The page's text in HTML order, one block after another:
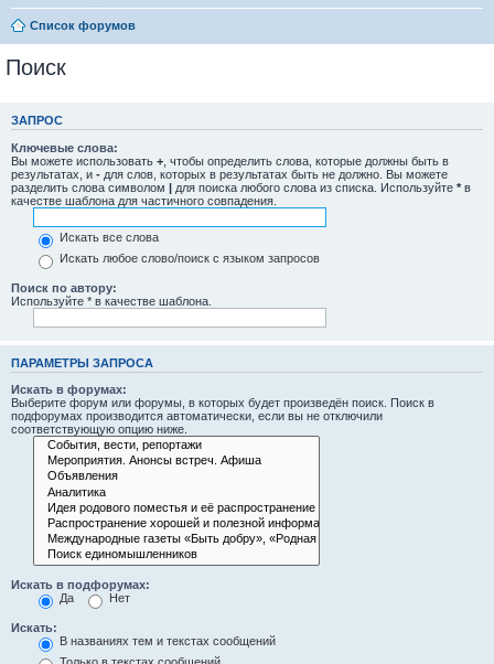
Список форумов
Поиск
ЗАПРОС
Ключевые слова:
Вы можете использовать + , чтобы определить слова, которые должны быть в
результатах, и - для слов, которых в результатах быть не должно. Вы можете
разделить слова символом | для поиска любого слова из списка. Используйте * в
качестве шаблона для частичного совпадения.
Искать все слова
Искать любое слово/поиск с языком запросов
Поиск по автору:
Используйте * в качестве шаблона.
ПАРАМЕТРЫ ЗАПРОСА
Искать в форумах:
Выберите форум или форумы, в которых будет произведён поиск. Поиск в
подфорумах производится автоматически, если вы не отключили
соответствующую опцию ниже.
Искать в подфорумах:
Да
Нет
Искать:
В названиях тем и текстах сообщений